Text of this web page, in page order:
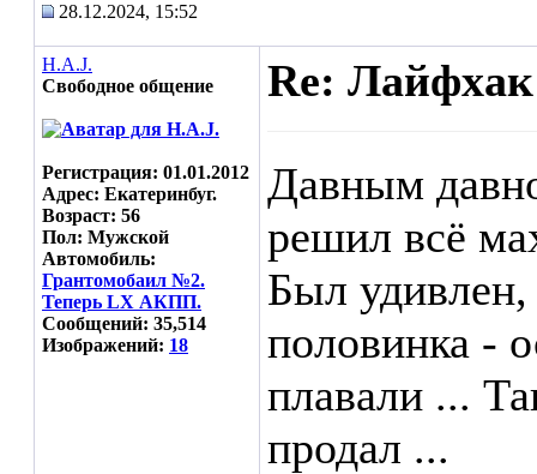
28.12.2024, 15:52
H.A.J.
Свободное общение
Регистрация: 01.01.2012
Адрес: Екатеринбуг.
Возраст: 56
Пол: Мужской
Автомобиль:
Грантомобаил №2.
Теперь LX АКПП.
Сообщений: 35,514
Изображений: 18
Re:
Давным
решил всё
Был удивлен,
половинка -
плавали ...
продал ...